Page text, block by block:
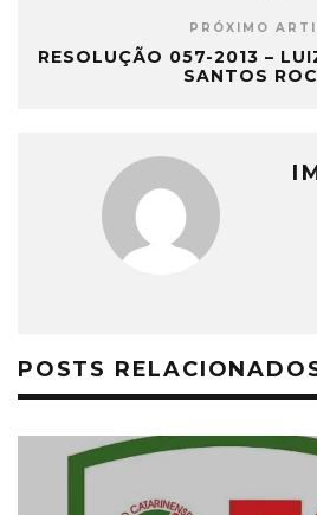
PRÓXIMO
RESOLUÇÃO 057-2013 –
SANTOS
POSTS